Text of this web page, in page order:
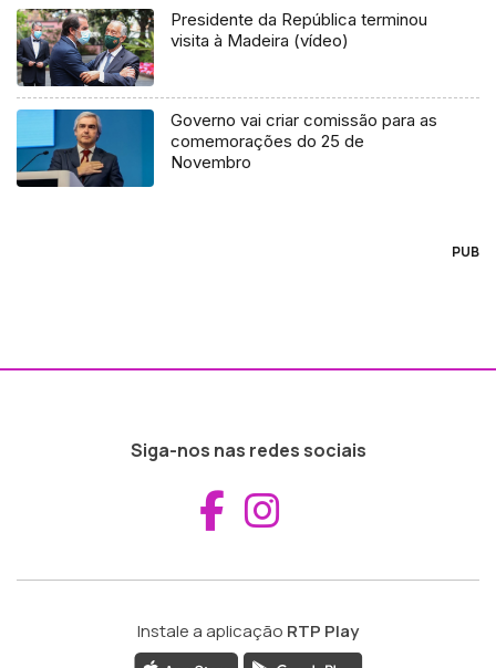
Presidente da República terminou
visita à Madeira (vídeo)
Governo vai criar comissão para as
comemorações do 25 de
Novembro
PUB
Siga-nos nas redes sociais
Aceder ao
Instale a aplicação RTP Play